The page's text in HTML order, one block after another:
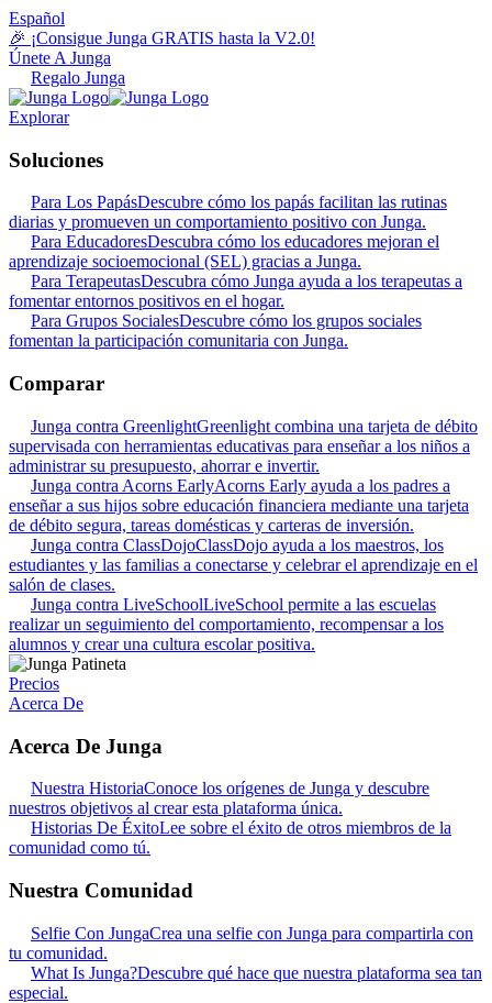
Español
🎉 ¡Consigue Junga GRATIS hasta la V2.0!
Únete A Junga
Regalo Junga
Explorar
Soluciones
Para Los PapásDescubre cómo los papás facilitan las rutinas
diarias y promueven un comportamiento positivo con Junga.
Para EducadoresDescubra cómo los educadores mejoran el
aprendizaje socioemocional (SEL) gracias a Junga.
Para TerapeutasDescubra cómo Junga ayuda a los terapeutas a
fomentar entornos positivos en el hogar.
Para Grupos SocialesDescubre cómo los grupos sociales
fomentan la participación comunitaria con Junga.
Comparar
Junga contra GreenlightGreenlight combina una tarjeta de débito
supervisada con herramientas educativas para enseñar a los niños a
administrar su presupuesto, ahorrar e invertir.
Junga contra Acorns EarlyAcorns Early ayuda a los padres a
enseñar a sus hijos sobre educación financiera mediante una tarjeta
de débito segura, tareas domésticas y carteras de inversión.
Junga contra ClassDojoClassDojo ayuda a los maestros, los
estudiantes y las familias a conectarse y celebrar el aprendizaje en el
salón de clases.
Junga contra LiveSchoolLiveSchool permite a las escuelas
realizar un seguimiento del comportamiento, recompensar a los
alumnos y crear una cultura escolar positiva.
Precios
Acerca De
Acerca De Junga
Nuestra HistoriaConoce los orígenes de Junga y descubre
nuestros objetivos al crear esta plataforma única.
Historias De ÉxitoLee sobre el éxito de otros miembros de la
comunidad como tú.
Nuestra Comunidad
Selfie Con JungaCrea una selfie con Junga para compartirla con
tu comunidad.
What Is Junga?Descubre qué hace que nuestra plataforma sea tan
especial.